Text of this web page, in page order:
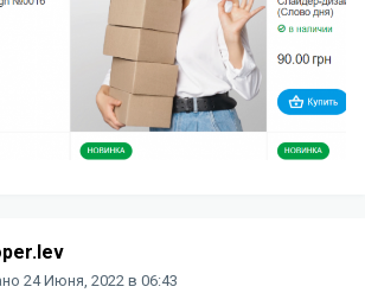
24 Июня, 2022 в 06:43